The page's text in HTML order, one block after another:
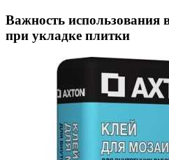
Важность использования
при укладке плитки